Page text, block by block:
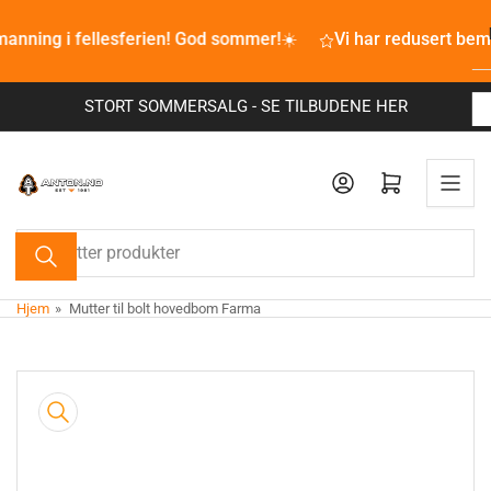
til
i fellesferien! God sommer!☀️ Vi har redusert
STORT SOMMERSALG - SE TILBUDENE HER
Søk
etter
produkter
Åpne mini-handlekurv
Hjem » Mutter til bolt hovedbom Farma
produkt